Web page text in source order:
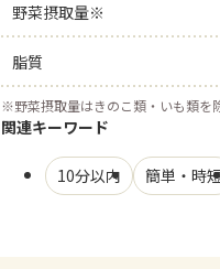
野菜摂取量※
脂質
※野菜摂取量はきのこ類・いも類を
関連キーワード
10分以内 簡単・時短